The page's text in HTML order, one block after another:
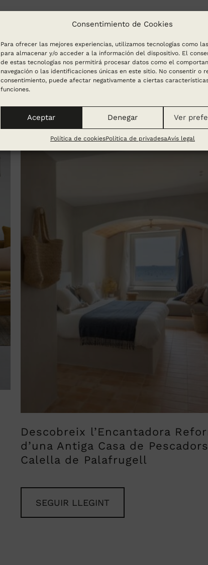
Consentimiento de Cookies
Para ofrecer las mejores experiencias, utilizamos tecnologías como
para almacenar y/o acceder a la información del dispositivo. El
de estas tecnologías nos permitirá procesar datos como el
navegación o las identificaciones únicas en este sitio. No consentir o
consentimiento, puede afectar negativamente a ciertas
funciones.
Aceptar Denegar Ver
Política de cookiesPolítica de privadesaAvís legal
Descobreix l’Encantadora
d’una Antiga Casa de
Calella de Palafrugell
SEGUIR LLEGINT